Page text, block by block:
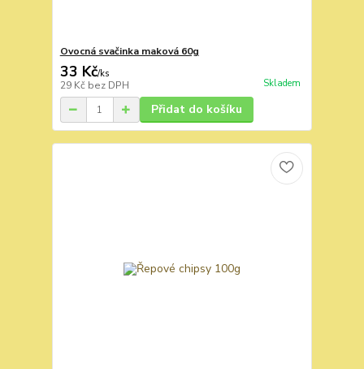
Ovocná svačinka maková 60g
33 Kč/ks
29 Kč bez DPH Skladem
Přidat do košíku